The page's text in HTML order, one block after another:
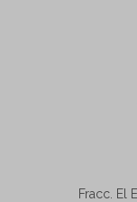
Fracc. El